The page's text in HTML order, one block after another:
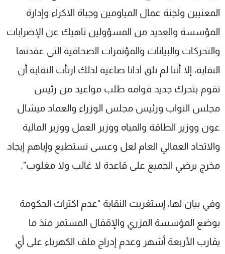
المعنيين ولجنة عمال المياومين وجباة الاكراء وإدارة
المؤسسة والعديد من المسؤولين ناهيك عن الإضرابات
والتحركات والبيانات والمؤتمرات الصحافية التي عقدتها
النقابة، إلا أننا لم نلق آذانا صاغية لذلك ارتأت النقابة أن
تقوم بتحرك جديد قوامه طلب مواعيد من رئيس
مجلس النواب ورئيس مجلس الوزراء والعماد ميشال
عون ووزير الطاقة والمياه ووزير العمل ووزير المالية
والاتحاد العمالي العام لعل وعسى نستطيع وإياهم إيجاد
مخرج يرضي الجميع على قاعدة لا غالب ولا مغلوب".
وفي بيان لها، إستغربت النقابة "عدم اكتراث الحكومة
بوضع المؤسسة المزري والإقفال المستمر منذ ما
يقارب الأربعة أشهر وعدم إدراج ملف الكهرباء على أي